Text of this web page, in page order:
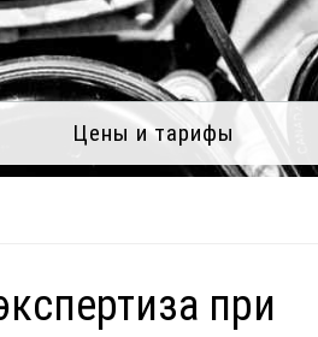
Цены и тарифы
при